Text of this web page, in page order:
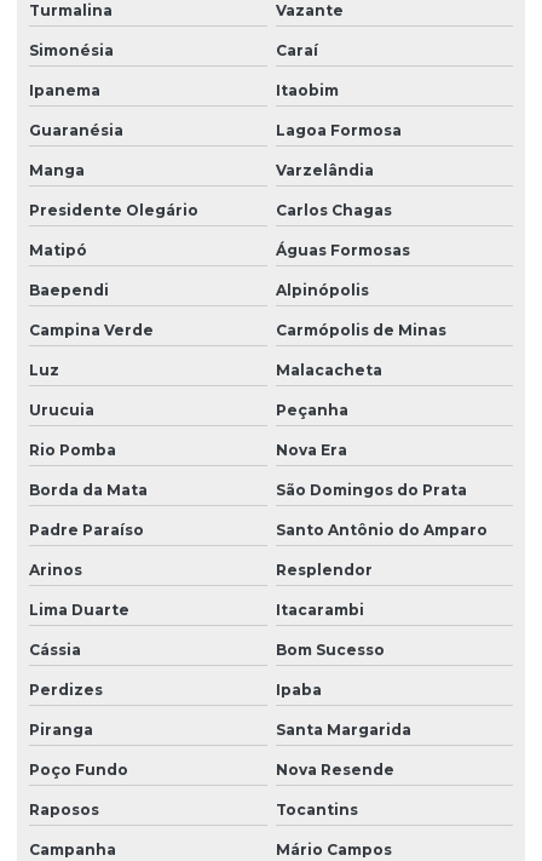
Turmalina Vazante
Simonésia Caraí
Ipanema Itaobim
Guaranésia Lagoa Formosa
Manga Varzelândia
Presidente Olegário Carlos Chagas
Matipó Águas Formosas
Baependi Alpinópolis
Campina Verde Carmópolis de Minas
Luz Malacacheta
Urucuia Peçanha
Rio Pomba Nova Era
Borda da Mata São Domingos do Prata
Padre Paraíso Santo Antônio do Amparo
Arinos Resplendor
Lima Duarte Itacarambi
Cássia Bom Sucesso
Perdizes Ipaba
Piranga Santa Margarida
Poço Fundo Nova Resende
Raposos Tocantins
Campanha Mário Campos